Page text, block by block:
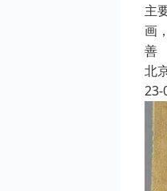
主
画
善
北
23-